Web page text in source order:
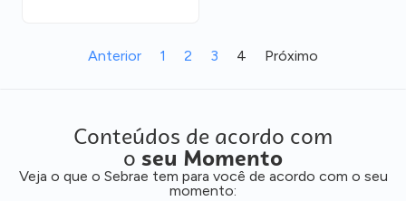
Anterior 1 2 3 4 Próximo
Conteúdos de acordo com
o seu Momento
Veja o que o Sebrae tem para você de acordo com o seu
momento: